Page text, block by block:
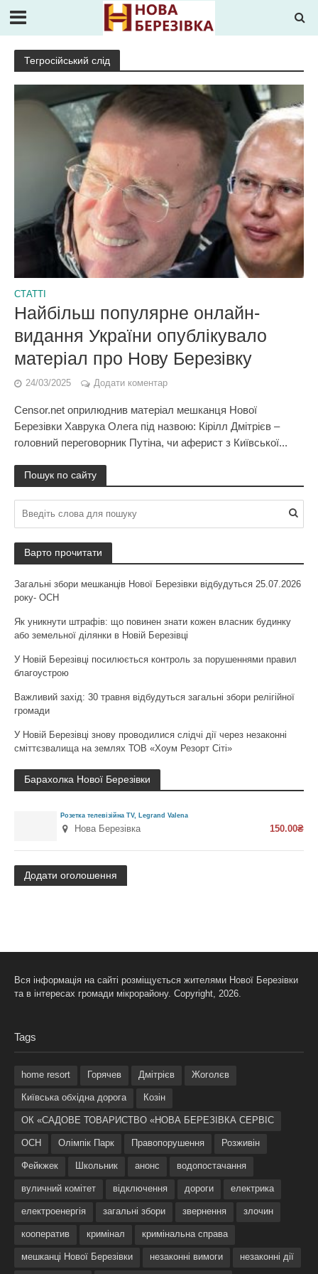
Тегросійський слід
СТАТТІ
Найбільш популярне онлайн-
видання України опублікувало
матеріал про Нову Березівку
24/03/2025 Додати коментар
Censor.net оприлюднив матеріал мешканця Нової
Березівки Хаврука Олега під назвою: Кірілл Дмітрієв –
головний переговорник Путіна, чи аферист з Київської...
Пошук по сайту
Варто прочитати
Загальні збори мешканців Нової Березівки відбудуться 25.07.2026
року- ОСН
Як уникнути штрафів: що повинен знати кожен власник будинку
або земельної ділянки в Новій Березівці
У Новій Березівці посилюється контроль за порушеннями правил
благоустрою
Важливий захід: 30 травня відбудуться загальні збори релігійної
громади
У Новій Березівці знову проводилися слідчі дії через незаконні
сміттєзвалища на землях ТОВ «Хоум Резорт Сіті»
Барахолка Нової Березівки
Розетка телевізійна TV, Legrand Valena
Нова Березівка 150.00₴
Додати оголошення
Вся інформація на сайті розміщується жителями Нової Березівки
та в інтересах громади мікрорайону. Copyright, 2026.
Tags
home resort Горячев Дмітрієв Жоголєв
Київська обхідна дорога Козін
ОК «САДОВЕ ТОВАРИСТВО «НОВА БЕРЕЗІВКА СЕРВІС
ОСН Олімпік Парк Правопорушення Розживін
Фейкжек Школьник анонс водопостачання
вуличний комітет відключення дороги електрика
електроенергія загальні збори звернення злочин
кооператив кримінал кримінальна справа
мешканці Нової Березівки незаконні вимоги незаконні дії